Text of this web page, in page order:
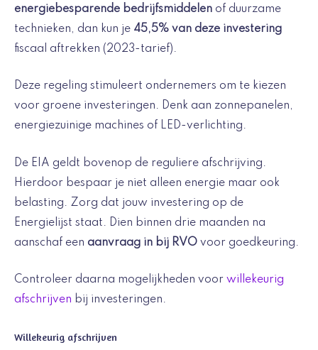
energiebesparende bedrijfsmiddelen of duurzame
technieken, dan kun je 45,5% van deze investering
fiscaal aftrekken (2023-tarief).
Deze regeling stimuleert ondernemers om te kiezen
voor groene investeringen. Denk aan zonnepanelen,
energiezuinige machines of LED-verlichting.
De EIA geldt bovenop de reguliere afschrijving.
Hierdoor bespaar je niet alleen energie maar ook
belasting. Zorg dat jouw investering op de
Energielijst staat. Dien binnen drie maanden na
aanschaf een aanvraag in bij RVO voor goedkeuring.
Controleer daarna mogelijkheden voor willekeurig
afschrijven bij investeringen.
Willekeurig afschrijven